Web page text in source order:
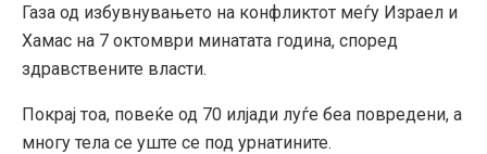
Газа од избувнувањето на конфликтот меѓу Израел и
Хамас на 7 октомври минатата година, според
здравствените власти.
Покрај тоа, повеќе од 70 илјади луѓе беа повредени, а
многу тела се уште се под урнатините.